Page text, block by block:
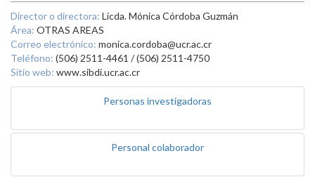
Director o directora: Licda. Mónica Córdoba Guzmán
Área: OTRAS AREAS
Correo electrónico: monica.cordoba@ucr.ac.cr
Teléfono: (506) 2511-4461 / (506) 2511-4750
Sitio web: www.sibdi.ucr.ac.cr
Personas investigadoras
Personal colaborador